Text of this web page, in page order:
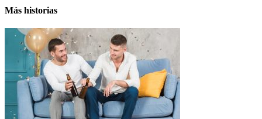
Más historias